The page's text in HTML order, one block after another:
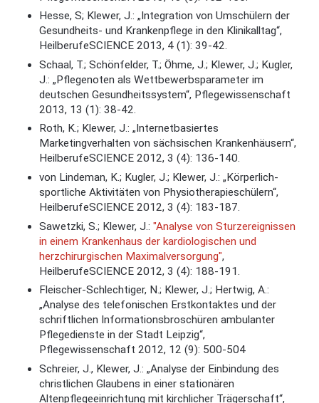
Hesse, S; Klewer, J.: „Integration von Umschülern der
Gesundheits- und Krankenpflege in den Klinikalltag“,
HeilberufeSCIENCE 2013, 4 (1): 39-42.
Schaal, T.; Schönfelder, T.; Öhme, J.; Klewer, J.; Kugler,
J.: „Pflegenoten als Wettbewerbsparameter im
deutschen Gesundheitssystem“, Pflegewissenschaft
2013, 13 (1): 38-42.
Roth, K.; Klewer, J.: „Internetbasiertes
Marketingverhalten von sächsischen Krankenhäusern“,
HeilberufeSCIENCE 2012, 3 (4): 136-140.
von Lindeman, K.; Kugler, J.; Klewer, J.: „Körperlich-
sportliche Aktivitäten von Physiotherapieschülern“,
HeilberufeSCIENCE 2012, 3 (4): 183-187.
Sawetzki, S.; Klewer, J.: "Analyse von Sturzereignissen
in einem Krankenhaus der kardiologischen und
herzchirurgischen Maximalversorgung",
HeilberufeSCIENCE 2012, 3 (4): 188-191.
Fleischer-Schlechtiger, N.; Klewer, J.; Hertwig, A.:
„Analyse des telefonischen Erstkontaktes und der
schriftlichen Informationsbroschüren ambulanter
Pflegedienste in der Stadt Leipzig“,
Pflegewissenschaft 2012, 12 (9): 500-504
Schreier, J., Klewer, J.: „Analyse der Einbindung des
christlichen Glaubens in einer stationären
Altenpflegeeinrichtung mit kirchlicher Trägerschaft“,